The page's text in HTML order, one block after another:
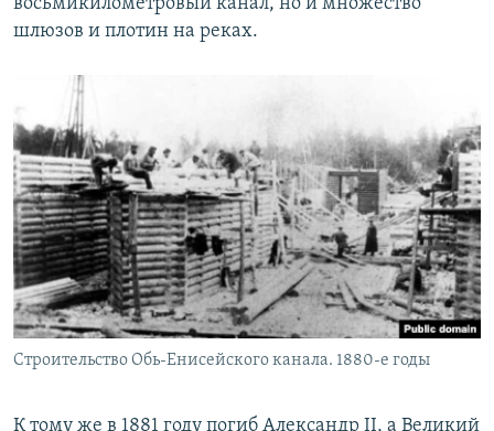
шлюзов и плотин на реках.
Строительство Обь-Енисейского канала. 1880-е годы
К тому же в 1881 году погиб Александр II, а Великий